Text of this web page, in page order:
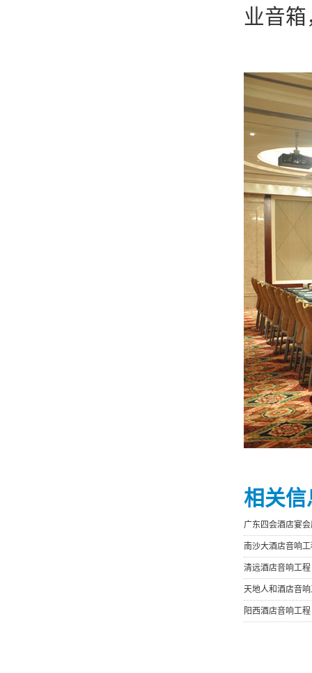
业音
相关信
广东四会酒店宴
南沙大酒店音响
清远酒店音响工程
天地人和酒店音
阳西酒店音响工程